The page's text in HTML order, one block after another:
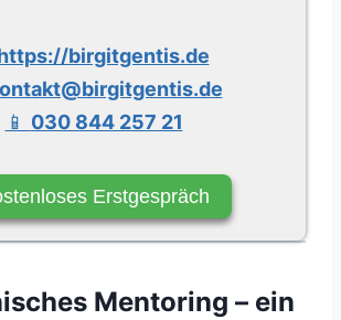
birgitgentis.de
📱 030 844 257 21
Erstgespräch
Mentoring – ein